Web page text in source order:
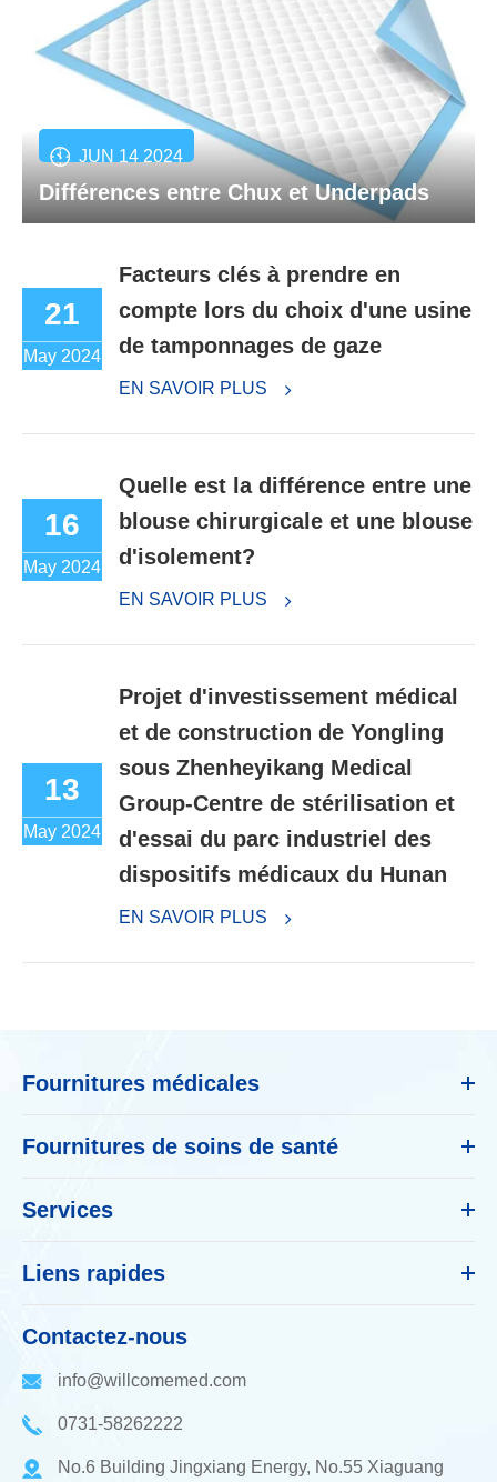
JUN 14 2024
Différences entre Chux et Underpads
21
May 2024
Facteurs clés à prendre en
compte lors du choix d'une usine
de tamponnages de gaze
EN SAVOIR PLUS
16
May 2024
Quelle est la différence entre une
blouse chirurgicale et une blouse
d'isolement?
EN SAVOIR PLUS
13
May 2024
Projet d'investissement médical
et de construction de Yongling
sous Zhenheyikang Medical
Group-Centre de stérilisation et
d'essai du parc industriel des
dispositifs médicaux du Hunan
EN SAVOIR PLUS
Fournitures médicales
Fournitures de soins de santé
Services
Liens rapides
Contactez-nous
info@willcomemed.com
0731-58262222
No.6 Building Jingxiang Energy, No.55 Xiaguang